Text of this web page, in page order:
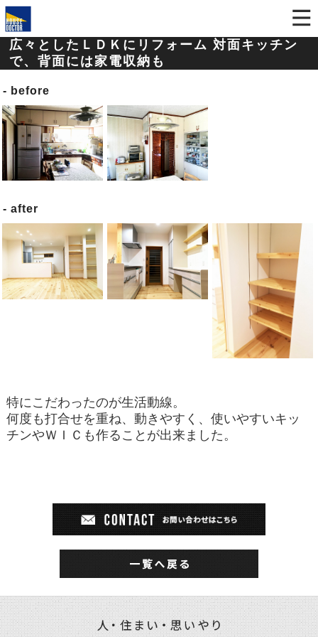
広々としたＬＤＫにリフォーム 対面キッチン
で、背面には家電収納も
before
after
特にこだわったのが生活動線。
何度も打合せを重ね、動きやすく、使いやすいキッ
チンやＷＩＣも作ることが出来ました。